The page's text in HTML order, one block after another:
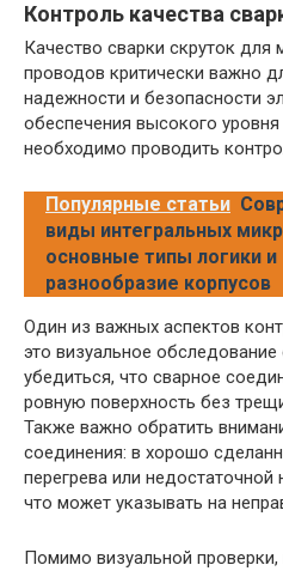
Контроль качества
Качество сварки скруток
проводов критически важно
надежности и безопасности
обеспечения высокого уровня
необходимо проводить
Популярные статьи
виды интегральных
основные типы логики и
разнообразие корпусов
Один из важных аспектов
это визуальное
убедиться, что сварное
ровную поверхность без
Также важно обратить
соединения: в хорошо
перегрева или недостаточной
что может указывать на
Помимо визуальной проверки,